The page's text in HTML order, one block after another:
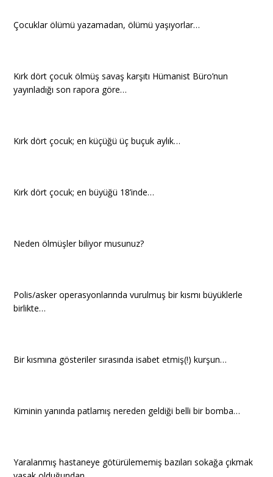
Çocuklar ölümü yazamadan, ölümü yaşıyorlar…
Kırk dört çocuk ölmüş savaş karşıtı Hümanist Büro’nun
yayınladığı son rapora göre…
Kırk dört çocuk; en küçüğü üç buçuk aylık…
Kırk dört çocuk; en büyüğü 18’inde…
Neden ölmüşler biliyor musunuz?
Polis/asker operasyonlarında vurulmuş bir kısmı büyüklerle
birlikte…
Bir kısmına gösteriler sırasında isabet etmiş(!) kurşun…
Kiminin yanında patlamış nereden geldiği belli bir bomba…
Yaralanmış hastaneye götürülememiş bazıları sokağa çıkmak